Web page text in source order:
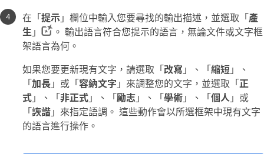
在「提示」欄位中輸入您要尋找的輸出描述，並選取「產
生」
。 輸出語言符合您提示的語言，無論文件或文字框
架語言為何。
如果您要更新現有文字，請選取「改寫 」、「縮短」、
「加長」或「容納文字 」來調整您的文字，並選取「正
式」、「非正式」、「勵志」、「學術」、「個人」或
「詼諧」來指定語調。 這些動作會以所選框架中現有文字
的語言進行操作。